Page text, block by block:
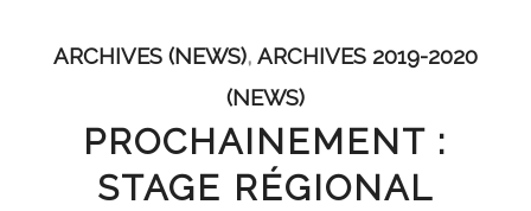
ARCHIVES (NEWS), ARCHIVES 2019-2020
(NEWS)
PROCHAINEMENT :
STAGE RÉGIONAL